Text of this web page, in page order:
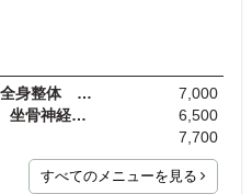
【新規限定】O脚 Ｘ脚矯正+全身整体 通常料金10,00…
7,000
【新規限定】腰痛 股関節痛 坐骨神経痛を根本改善…
6,500
7,700
すべてのメニューを見る